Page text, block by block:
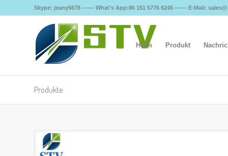
Skype: jeany5678 ------ What's App:86 151 5776 6245 ------ E-Mail:
Heim Produkt
Produkte